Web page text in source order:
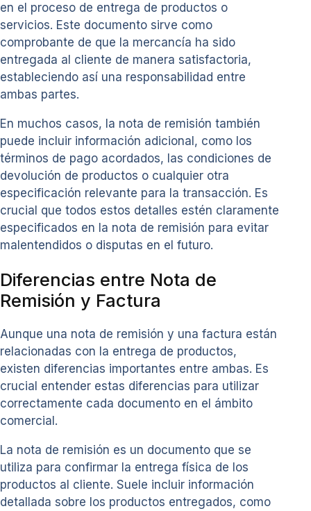
en el proceso de entrega de productos o
servicios. Este documento sirve como
comprobante de que la mercancía ha sido
entregada al cliente de manera satisfactoria,
estableciendo así una responsabilidad entre
ambas partes.
En muchos casos, la nota de remisión también
puede incluir información adicional, como los
términos de pago acordados, las condiciones de
devolución de productos o cualquier otra
especificación relevante para la transacción. Es
crucial que todos estos detalles estén claramente
especificados en la nota de remisión para evitar
malentendidos o disputas en el futuro.
Diferencias entre Nota de
Remisión y Factura
Aunque una nota de remisión y una factura están
relacionadas con la entrega de productos,
existen diferencias importantes entre ambas. Es
crucial entender estas diferencias para utilizar
correctamente cada documento en el ámbito
comercial.
La nota de remisión es un documento que se
utiliza para confirmar la entrega física de los
productos al cliente. Suele incluir información
detallada sobre los productos entregados, como